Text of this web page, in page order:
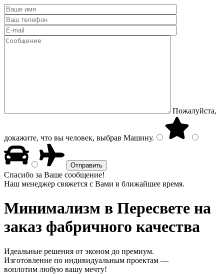
Пожалуйста,
докажите, что вы человек, выбрав Машину.
Спасибо за Ваше сообщение!
Наш менеджер свяжется с Вами в ближайшее время.
Минимализм в Пересвете на
заказ фабричного качества
Идеальные решения от эконом до премиум.
Изготовление по индивидуальным проектам —
воплотим любую вашу мечту!